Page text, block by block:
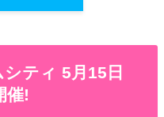
ティ 5月15日
催!